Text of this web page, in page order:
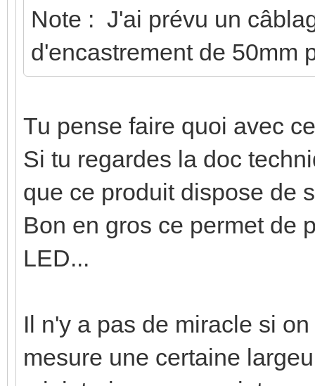
Note : J'ai prévu un
d'encastrement de 50mm
Tu pense faire quoi avec
Si tu regardes la doc
que ce produit dispose de
Bon en gros ce permet de
LED...
Il n'y a pas de miracle si
mesure une certaine